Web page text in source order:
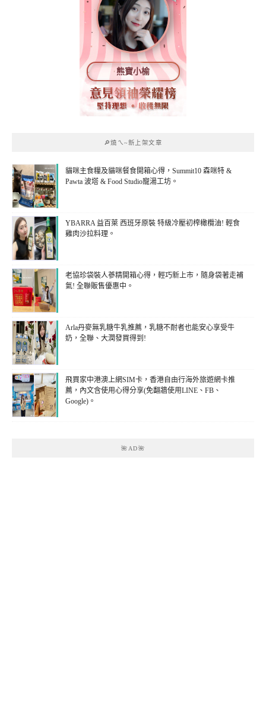
熊寶小榆
🔎燒ㄟ~新上架文章
貓咪主食糧及貓咪餐食開箱心得，Summit10 森咪特 &
Pawta 波塔 & Food Studio寵湯工坊。
YBARRA 益百萊 西班牙原裝 特級冷壓初榨橄欖油! 輕食
雞肉沙拉料理。
老協珍袋裝人蔘精開箱心得，輕巧新上市，隨身袋著走補
氣! 全聯販售優惠中。
Arla丹麥無乳糖牛乳推薦，乳糖不耐者也能安心享受牛
奶，全聯、大潤發買得到!
飛買家中港澳上網SIM卡，香港自由行海外旅遊網卡推
薦，內文含使用心得分享(免翻牆使用LINE、FB、
Google)。
🌺AD🌺